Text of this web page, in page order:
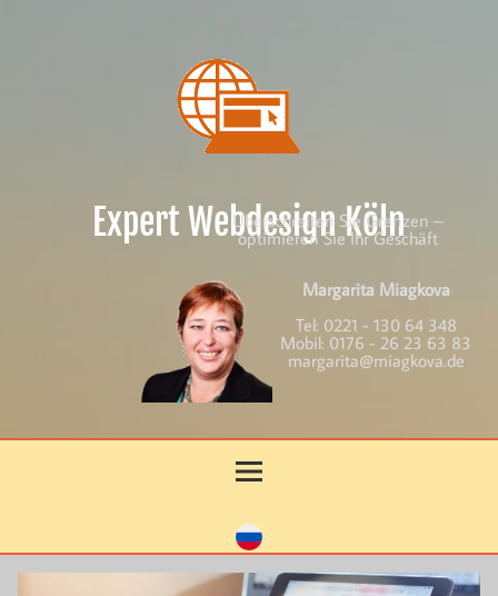
Expert Webdesign Köln
Überschreiten Sie Grenzen –
optimieren Sie Ihr Geschäft
Margarita Miagkova
Tel: 0221 - 130 64 348
Mobil: 0176 - 26 23 63 83
margarita@miagkova.de